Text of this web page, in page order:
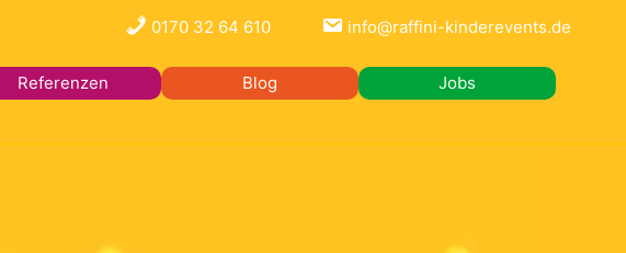
0170 32 64 610 info@raffini-kinderevents.de
Referenzen Blog
Jobs